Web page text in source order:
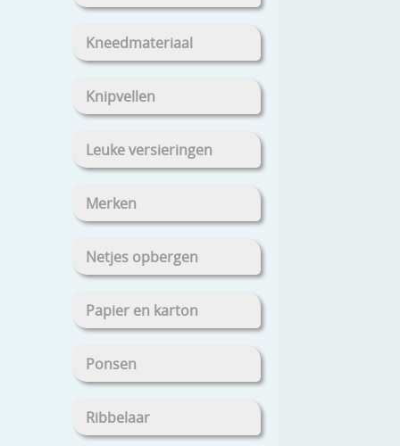
Kneedmateriaal
Knipvellen
Leuke versieringen
Merken
Netjes opbergen
Papier en karton
Ponsen
Ribbelaar